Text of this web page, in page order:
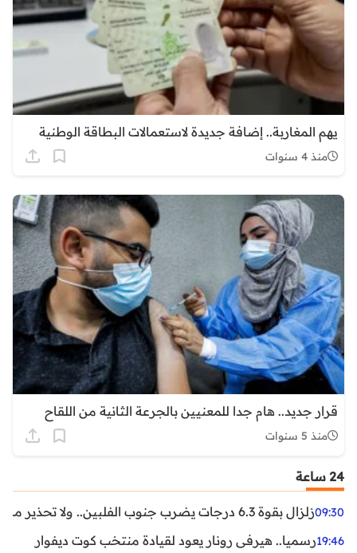
يهم المغاربة.. إضافة جديدة لاستعمالات البطاقة الوطنية
منذ 4 سنوات
قرار جديد.. هام جدا للمعنيين بالجرعة الثانية من اللقاح
منذ 5 سنوات
24 ساعة
09:30زلزال بقوة 6.3 درجات يضرب جنوب الفلبين.. ولا تحذير من تسونامي حتى الآن
19:46رسميا.. هيرفي رونار يعود لقيادة منتخب كوت ديفوار